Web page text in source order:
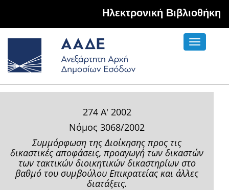
Hλεκτρονική Βιβλιοθήκη
Toggle
274 Α' 2002
Νόμος 3068/2002
Συμμόρφωση της Διοίκησης προς τις
δικαστικές αποφάσεις, προαγωγή των δικαστών
των τακτικών διοικητικών δικαστηρίων στο
βαθμό του συμβούλου Επικρατείας και άλλες
διατάξεις.